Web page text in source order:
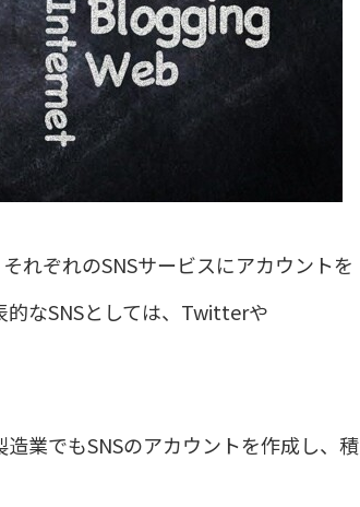
れぞれのSNSサービスにアカウントを
なSNSとしては、Twitterや
業でもSNSのアカウントを作成し、積